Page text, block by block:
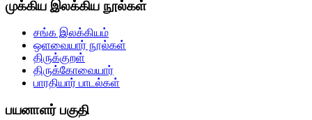
முக்கிய இலக்கிய நூல்கள்
சங்க இலக்கியம்
ஒளவையார் நூல்கள்
திருக்குறள்
திருக்கோவையார்
பாரதியார் பாடல்கள்
பயனாளர் பகுதி